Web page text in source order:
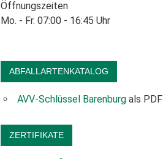
Öffnungszeiten
Mo. - Fr. 07:00 - 16:45 Uhr
ABFALLARTENKATALOG
AVV-Schlüssel Barenburgals PDF
ZERTIFIKATE